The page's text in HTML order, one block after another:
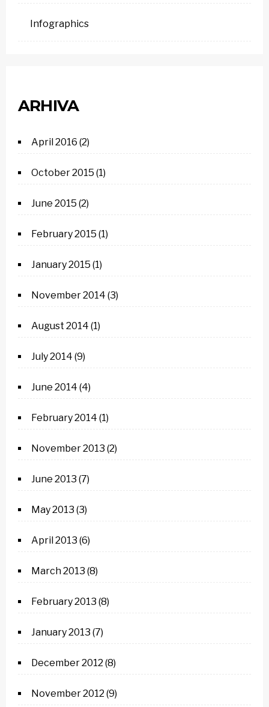
Infographics
ARHIVA
April 2016 (2)
October 2015 (1)
June 2015 (2)
February 2015 (1)
January 2015 (1)
November 2014 (3)
August 2014 (1)
July 2014 (9)
June 2014 (4)
February 2014 (1)
November 2013 (2)
June 2013 (7)
May 2013 (3)
April 2013 (6)
March 2013 (8)
February 2013 (8)
January 2013 (7)
December 2012 (8)
November 2012 (9)